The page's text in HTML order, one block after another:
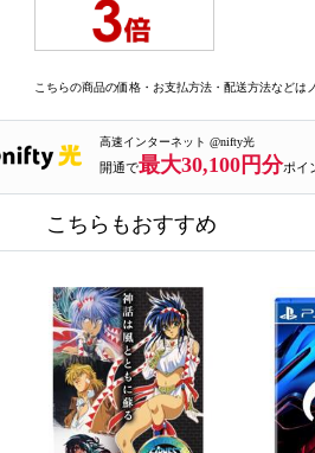
こちらの商品の価格・お支払方法・配送方法などは
高速インターネット @nifty光
開通で最大30,100円分ポイ
こちらもおすすめ